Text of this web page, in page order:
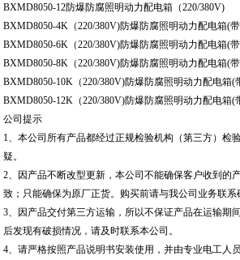
BXMD8050-12防爆防腐照明动力配电箱（220/380V)
BXMD8050-4K（220/380V)防爆防腐照明动力配电箱(带
BXMD8050-6K（220/380V)防爆防腐照明动力配电箱(带
BXMD8050-8K（220/380V)防爆防腐照明动力配电箱(带
BXMD8050-10K（220/380V)防爆防腐照明动力配电箱(
BXMD8050-12K（220/380V)防爆防腐照明动力配电箱(
公司提示
1、本公司所有产品都经过正规检验机构（第三方）检
疑。
2、因产品不断改型更新，本公司不能确保客户收到的
致；只能确保为原厂正货。购买前请与我公司业务联系
3、因产品交付第三方运输，所以不保证产品在运输期
后发现有破损情况，请及时联系本公司。
4、请严格按照产品说明书安装使用，并由专业电工人